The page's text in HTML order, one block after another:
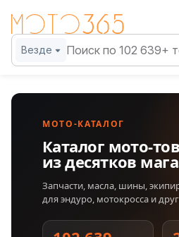
Везде
МОТО-КАТАЛОГ
Каталог мото-
из десятков
Запчасти, масла, шины,
для эндуро, мотокросса и